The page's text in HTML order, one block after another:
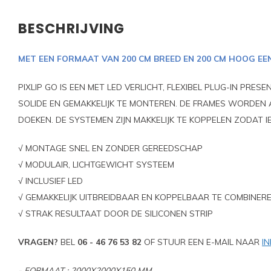
BESCHRIJVING
MET EEN FORMAAT VAN 200 CM BREED EN 200 CM HOOG
PIXLIP GO IS EEN MET LED VERLICHT, FLEXIBEL PLUG-IN
SOLIDE EN GEMAKKELIJK TE MONTEREN. DE FRAMES
DOEKEN. DE SYSTEMEN ZIJN MAKKELIJK TE KOPPELEN ZODAT
√ MONTAGE SNEL EN ZONDER GEREEDSCHAP
√ MODULAIR, LICHTGEWICHT SYSTEEM
√ INCLUSIEF LED
√ GEMAKKELIJK UITBREIDBAAR EN KOPPELBAAR TE
√ STRAK RESULTAAT DOOR DE SILICONEN STRIP
VRAGEN? BEL 06 - 46 76 53 82 OF STUUR EEN E-MAIL NAAR